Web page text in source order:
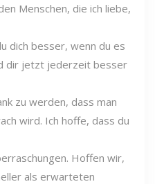
Menschen, die ich liebe,
dich besser, wenn du es
dir jetzt jederzeit besser
zu werden, dass man
wird. Ich hoffe, dass du
Hoffen wir,
als erwarteten